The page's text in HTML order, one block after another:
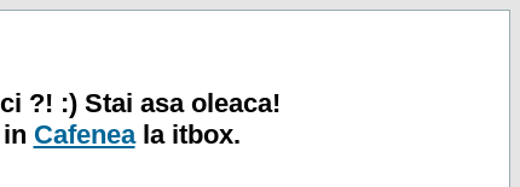
?! :) Stai asa oleaca!
Cafeneala itbox.